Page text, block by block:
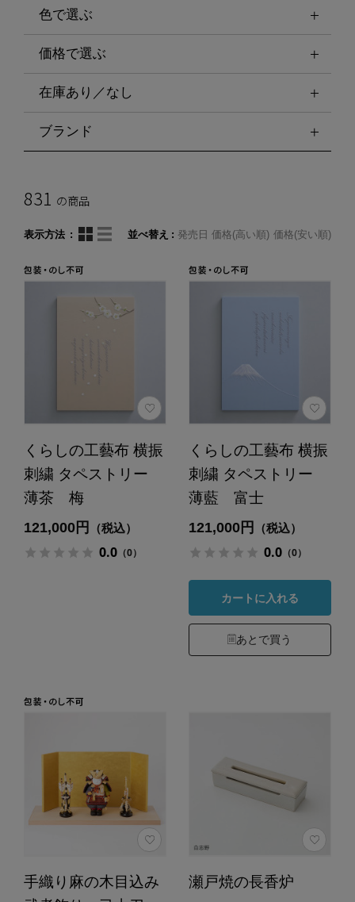
色で選ぶ
価格で選ぶ
在庫あり／なし
ブランド
831 の商品
表示方法 並べ替え 発売日 価格(高い順) 価格(安い順)
くらしの工藝布 横振
刺繍 タペストリー
薄茶 梅
121,000円 （税込）
0.0（0）
くらしの工藝布 横振
刺繍 タペストリー
薄藍 富士
121,000円 （税込）
0.0（0）
カートに入れる
あとで買う
手織り麻の木目込み
瀬戸焼の長香炉